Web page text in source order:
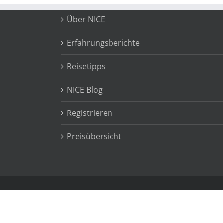
Über NICE
Erfahrungsberichte
Reisetipps
NICE Blog
Registrieren
Preisübersicht